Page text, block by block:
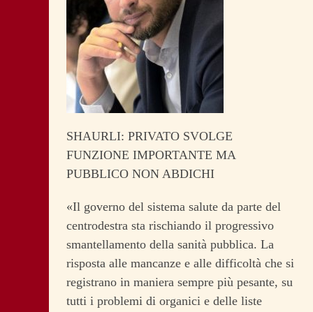
SHAURLI: PRIVATO SVOLGE
FUNZIONE IMPORTANTE MA
PUBBLICO NON ABDICHI
«Il governo del sistema salute da parte del
centrodestra sta rischiando il progressivo
smantellamento della sanità pubblica. La
risposta alle mancanze e alle difficoltà che si
registrano in maniera sempre più pesante, su
tutti i problemi di organici e delle liste